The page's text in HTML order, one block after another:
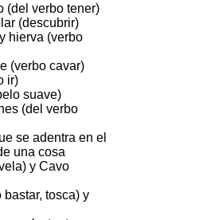
(del verbo tener)
(descubrir)
hierva (verbo
(verbo cavar)
ir)
suave)
(del verbo
se adentra en el
una cosa
y Cavo
tosca) y